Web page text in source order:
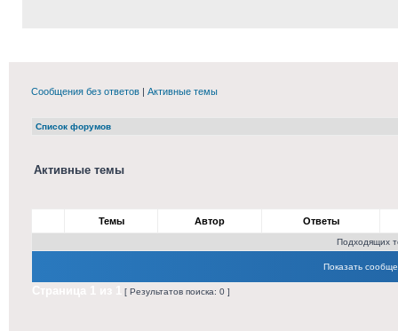
Сообщения без ответов | Активные темы
Список форумов
Активные темы
Темы Автор Ответы
Подходящих
Показать
[ Результатов поиска: 0 ]